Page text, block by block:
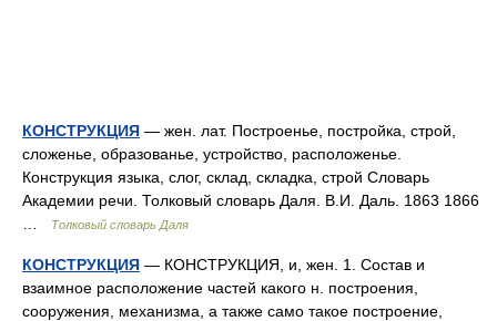
КОНСТРУКЦИЯ — жен. лат. Построенье, постройка, строй,
сложенье, образованье, устройство, расположенье.
Конструкция языка, слог, склад, складка, строй Словарь
Академии речи. Толковый словарь Даля. В.И. Даль. 1863 1866
Толковый словарь Даля
КОНСТРУКЦИЯ — КОНСТРУКЦИЯ, и, жен. 1. Состав и
взаимное расположение частей какого н. построения,
сооружения, механизма, а также само такое построение,